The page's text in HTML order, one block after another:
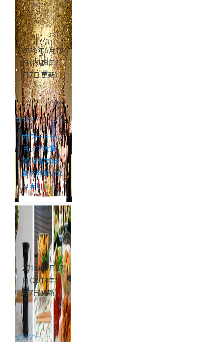
2016年5月16
日（2018年2
月7日 更新）
セミナー
カラーミーシ
ョップ大賞
2016受賞結
果を発表いた
しました。
2016年4月27
日 （2018年2
月7日 更新）
セミナー